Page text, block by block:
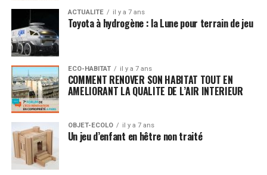
ACTUALITE il y a 7 ans
Toyota à hydrogène : la Lune pour terrain de jeu
ECO-HABITAT il y a 7 ans
COMMENT RENOVER SON HABITAT TOUT EN
AMELIORANT LA QUALITE DE L’AIR INTERIEUR
OBJET-ECOLO il y a 7 ans
Un jeu d’enfant en hêtre non traité